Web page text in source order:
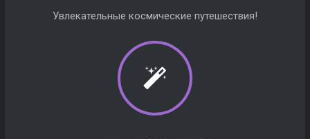
Увлекательные космические путешествия!